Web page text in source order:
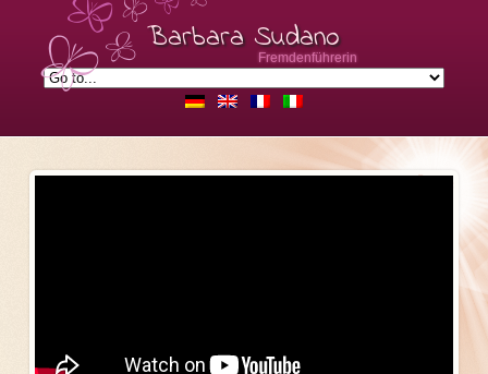
Barbara Sudano
Fremdenführerin